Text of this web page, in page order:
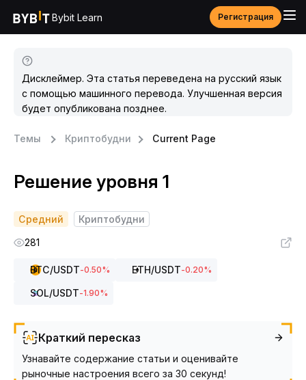
Bybit Learn Регистрация
Дисклеймер. Эта статья переведена на русский язык
с помощью машинного перевода. Улучшенная версия
будет опубликована позднее.
Темы Криптобудни Current Page
Решение уровня 1
Средний
Криптобудни
281
BTC/USDT-0.50% ETH/USDT-0.20%
SOL/USDT-1.90%
Краткий пересказ
Узнавайте содержание статьи и оценивайте
рыночные настроения всего за 30 секунд!